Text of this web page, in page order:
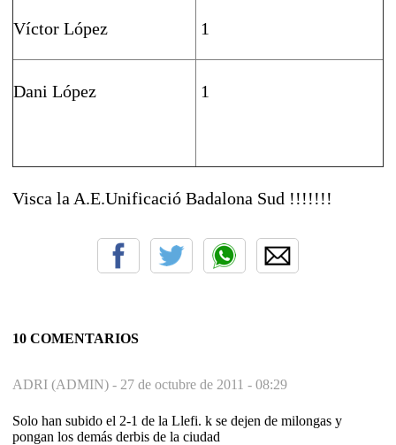
Víctor López 1
Dani López 1
Visca la A.E.Unificació Badalona Sud !!!!!!!
10 COMENTARIOS
ADRI (ADMIN) - 27 de octubre de 2011 - 08:29
Solo han subido el 2-1 de la Llefi. k se dejen de milongas y
pongan los demás derbis de la ciudad